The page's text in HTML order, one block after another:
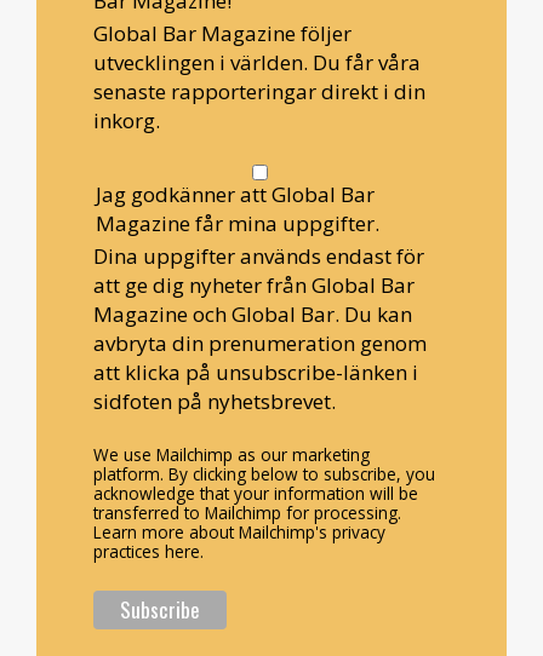
Global Bar Magazine följer
utvecklingen i världen. Du får våra
senaste rapporteringar direkt i din
inkorg.
Jag godkänner att Global Bar
Magazine får mina uppgifter.
Dina uppgifter används endast för
att ge dig nyheter från Global Bar
Magazine och Global Bar. Du kan
avbryta din prenumeration genom
att klicka på unsubscribe-länken i
sidfoten på nyhetsbrevet.
We use Mailchimp as our marketing
platform. By clicking below to subscribe, you
acknowledge that your information will be
transferred to Mailchimp for processing.
Learn more about Mailchimp's privacy
practices here.